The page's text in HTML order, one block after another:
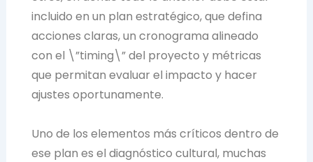
incluido en un plan estratégico, que defina
acciones claras, un cronograma alineado
con el \”timing\” del proyecto y métricas
que permitan evaluar el impacto y hacer
ajustes oportunamente.
Uno de los elementos más críticos dentro de
ese plan es el diagnóstico cultural, muchas